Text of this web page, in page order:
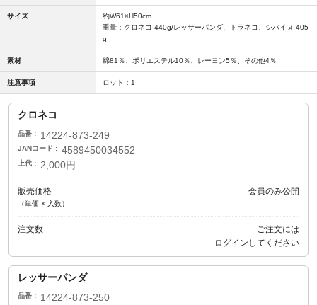
サイズ
約W61×H50cm
重量：クロネコ 440g/レッサーパンダ、トラネコ、シバイヌ 405
g
素材 綿81％、ポリエステル10％、レーヨン5％、その他4％
注意事項 ロット：1
クロネコ
品番 14224-873-249
JANコード 4589450034552
上代 2,000円
販売価格
（単価 × 入数）
会員のみ公開
注文数
ご注文には
ログイン してください
レッサーパンダ
品番 14224-873-250